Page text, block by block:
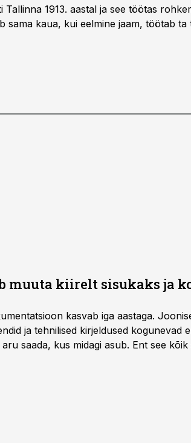
Tallinna 1913. aastal ja see töötas
sama kaua, kui eelmine jaam, töötab ta
muuta kiirelt sisukaks ja
kasvab iga aastaga.
ja tehnilised kirjeldused kogunevad
saada, kus midagi asub. Ent see